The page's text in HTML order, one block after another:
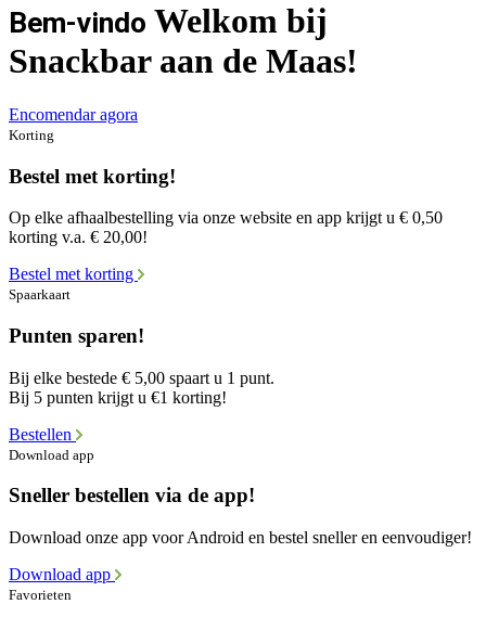
Bem-vindo Welkom bij
Snackbar aan de Maas!
Encomendar agora
Korting
Bestel met korting!
Op elke afhaalbestelling via onze website en app krijgt u € 0,50
korting v.a. € 20,00!
Bestel met korting
Spaarkaart
Punten sparen!
Bij elke bestede € 5,00 spaart u 1 punt.
Bij 5 punten krijgt u €1 korting!
Bestellen
Download app
Sneller bestellen via de app!
Download onze app voor Android en bestel sneller en eenvoudiger!
Download app
Favorieten